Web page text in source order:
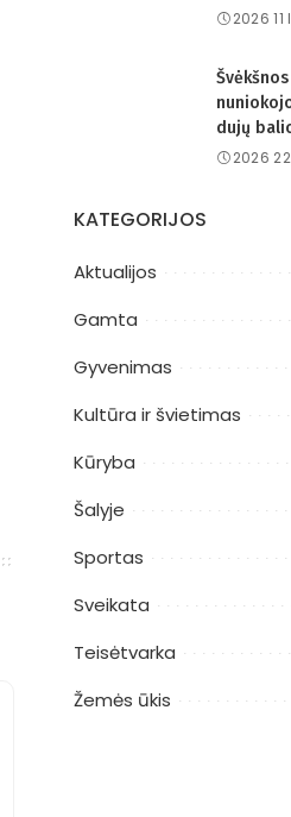
2026
dujų
2026
KATEGORIJOS
Aktualijos
Gamta
Gyvenimas
Kultūra ir švietimas
Kūryba
Šalyje
Sportas
Sveikata
Teisėtvarka
Žemės ūkis